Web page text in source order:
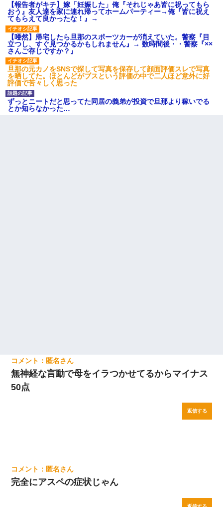
私（23）冗談のつもりで上司（27）に胸を揉ませた結果・・・
朝起きたら嫁がいなかった。俺（嫁も嫁実家も電話に出ない…不
安だ）→ 仕事を早退して帰宅すると、嫁と嫁両親と知らない男が
２人・・・
妻と同居し始めたときから、よく妻が「どこかで音漏れしてな
い？音楽聞こえる」と言っていて…
わい(42)渋谷の夜のサービスで19の女の子にゴックンさせた結果
【報告者がキチ】嫁「妊娠した」俺『それじゃあ皆に祝ってもら
おう』友人達を家に連れ帰ってホームパーティー→俺『皆に祝え
てもらえて良かったな！』→
【唖然】帰宅したら旦那のスポーツカーが消えていた。警察『目
立つし、すぐ見つかるかもしれません』→ 数時間後・・警察『××
さんご存じですか？』
旦那の元カノをSNSで探して写真を保存して顔面評価スレで写真
を晒してた。ほとんどがブスという評価の中で二人ほど意外に好
評価で苦々しく思った
ずっとニートだと思ってた同居の義弟が投資で旦那より稼いでる
とか知らなかった…
匿名
無神経な言動で母をイラつかせてるからマイナス
50点
返信する
匿名
完全にアスペの症状じゃん